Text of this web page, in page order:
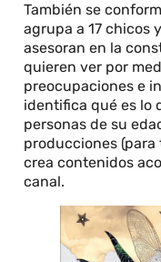
También se
agrupa a 17 chicos
asesoran en la
quieren ver por
preocupaciones e
identifica qué es lo
personas de su
producciones
crea contenidos
canal.